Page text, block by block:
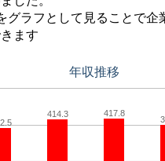
グラフとして見ることで企
ます
年収推移
414.3 417.8